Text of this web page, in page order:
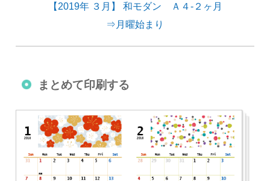
【2019年 ３月】 和モダン Ａ４-２ヶ月
⇒月曜始まり
まとめて印刷する